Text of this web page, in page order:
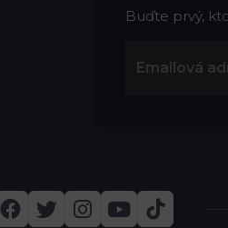
Buďte prvý,